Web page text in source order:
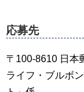
応募先
〒100-8610 日本
ライフ・ブルボ